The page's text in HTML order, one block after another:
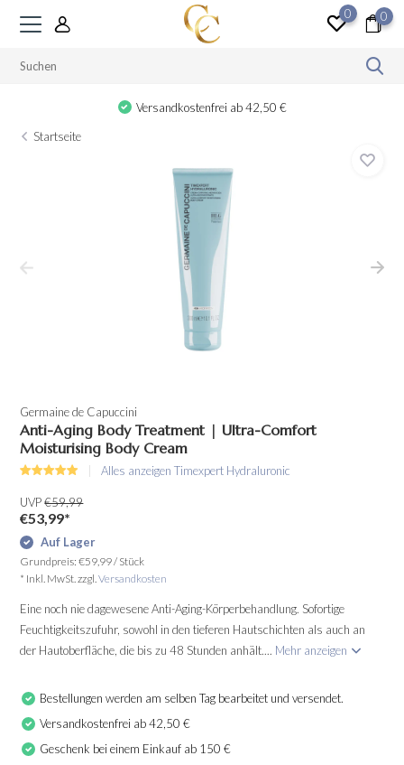
0 0
Versandkostenfrei ab 42,50 €
Startseite
Germaine de Capuccini
Anti-Aging Body Treatment | Ultra-Comfort
Moisturising Body Cream
Alles anzeigen Timexpert Hydraluronic
UVP€59,99
€53,99*
Auf Lager
Grundpreis:€59,99/ Stück
* Inkl. MwSt. zzgl.Versandkosten
Eine noch nie dagewesene Anti-Aging-Körperbehandlung. Sofortige
Feuchtigkeitszufuhr, sowohl in den tieferen Hautschichten als auch an
der Hautoberfläche, die bis zu 48 Stunden anhält.... Mehr anzeigen
Bestellungen werden am selben Tag bearbeitet und versendet.
Versandkostenfrei ab 42,50 €
Geschenk bei einem Einkauf ab 150 €